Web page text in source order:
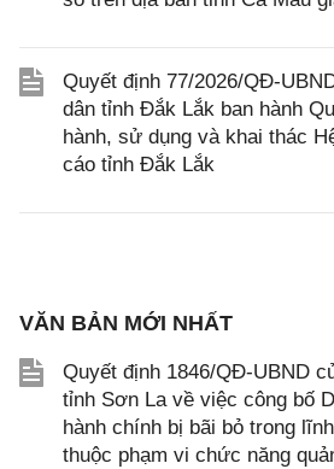
Quyết định 77/2026/QĐ-
dân tỉnh Đắk Lắk ban hành
hành, sử dụng và khai thác
cáo tỉnh Đắk Lắk
VĂN BẢN MỚI NHẤT
Quyết định 1846/QĐ-UBND
tỉnh Sơn La về việc công bố
hành chính bị bãi bỏ trong
thuộc phạm vi chức năng